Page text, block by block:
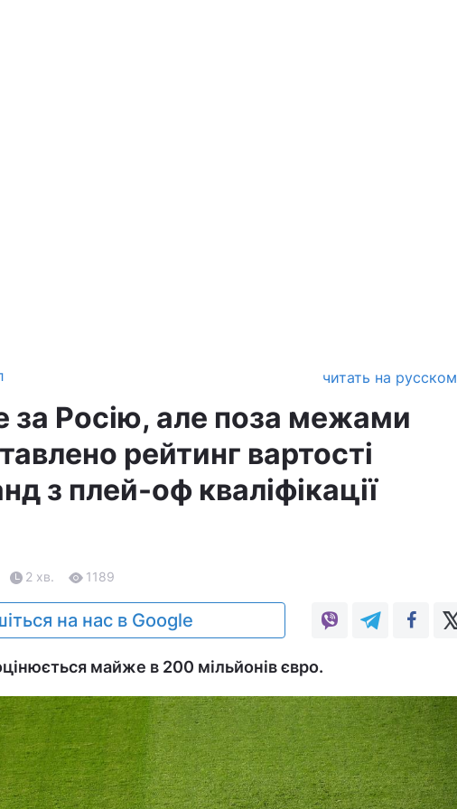
читать на русском
за Росію, але поза межами
рейтинг вартості
з плей-оф кваліфікації
2 хв. 1189
на нас в Google
майже в 200 мільйонів євро.